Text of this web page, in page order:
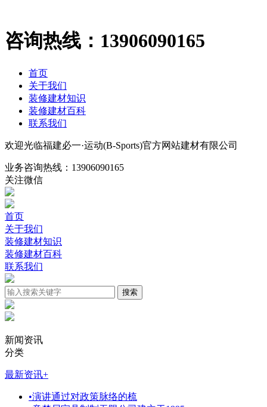
咨询热线： 13906090165
首页
关于我们
装修建材知识
装修建材百科
联系我们
欢迎光临福建必一·运动(B-Sports)官方网站建材有限公司
业务咨询热线： 13906090165
关注微信
首页
关于我们
装修建材知识
装修建材百科
联系我们
新闻资讯
分类
最新资讯+
•演讲通过对政策脉络的梳